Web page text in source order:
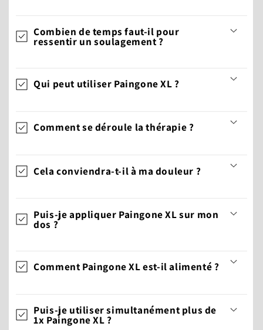
Combien de temps faut-il pour
ressentir un soulagement ?
Qui peut utiliser Paingone XL ?
Comment se déroule la thérapie ?
Cela conviendra-t-il à ma douleur ?
Puis-je appliquer Paingone XL sur mon
dos ?
Comment Paingone XL est-il alimenté ?
Puis-je utiliser simultanément plus de
1x Paingone XL ?